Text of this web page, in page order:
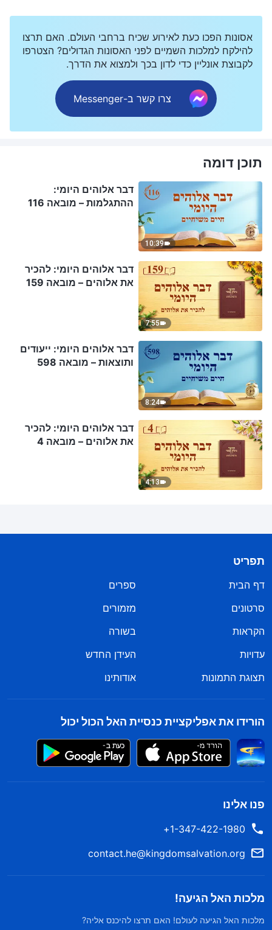
אסונות הפכו כעת לאירוע שכיח ברחבי העולם. האם תרצו
להילקח למלכות השמיים לפני האסונות הגדולים? הצטרפו
לקבוצת אונליין כדי לדון בכך ולמצוא את הדרך.
צרו קשר ב-Messenger
תוכן דומה
10:39
דבר אלוהים היומי:
ההתגלמות – מובאה 116
7:55
דבר אלוהים היומי: להכיר
את אלוהים – מובאה 159
8:24
דבר אלוהים היומי: ייעודים
ותוצאות – מובאה 598
4:13
דבר אלוהים היומי: להכיר
את אלוהים – מובאה 4
תפריט
דף הבית
ספרים
סרטונים
מזמורים
הקראות
בשורה
עדויות
העידן החדש
תצוגת התמונות
אודותינו
הורידו את אפליקציית כנסיית האל הכול יכול
פנו אלינו
1-347-422-1980+
contact.he@kingdomsalvation.org
מלכות האל הגיעה!
מלכות האל הגיעה לעולם! האם תרצו להיכנס אליה?